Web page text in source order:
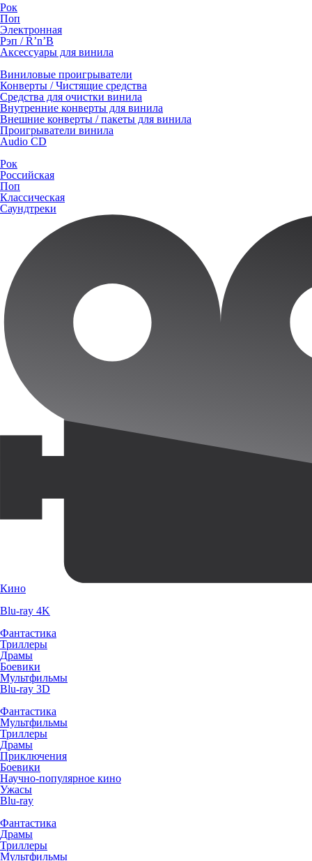
Рок
Поп
Электронная
Рэп / R’n’B
Аксессуары для винила
Виниловые проигрыватели
Конверты / Чистящие средства
Средства для очистки винила
Внутренние конверты для винила
Внешние конверты / пакеты для винила
Проигрыватели винила
Audio CD
Рок
Российская
Поп
Классическая
Саундтреки
Кино
Blu-ray 4K
Фантастика
Триллеры
Драмы
Боевики
Мультфильмы
Blu-ray 3D
Фантастика
Мультфильмы
Триллеры
Драмы
Приключения
Боевики
Научно-популярное кино
Ужасы
Blu-ray
Фантастика
Драмы
Триллеры
Мультфильмы